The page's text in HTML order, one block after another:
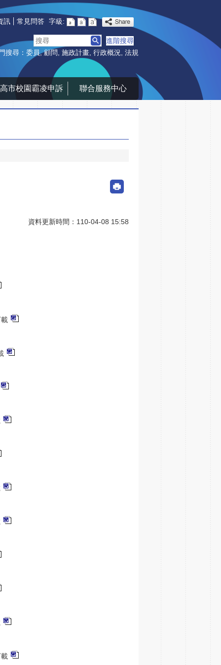
訊 常見問答 字級:
搜
尋
進階搜尋
搜尋： 委員 顧問 施政計畫 行政概況 法規
高市校園霸凌申訴 聯合服務中心
資料更新時間：110-04-08 15:58